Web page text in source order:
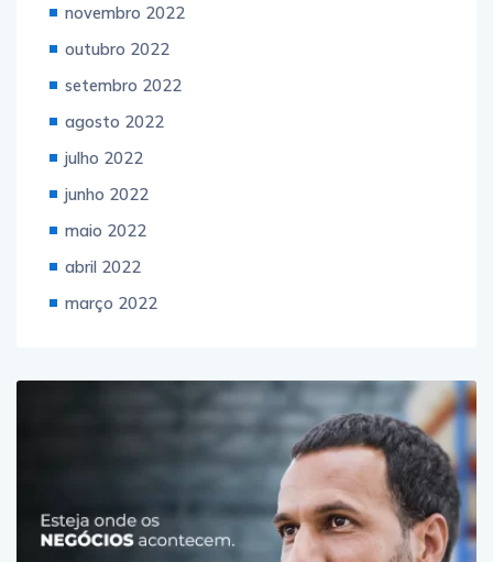
novembro 2022
outubro 2022
setembro 2022
agosto 2022
julho 2022
junho 2022
maio 2022
abril 2022
março 2022